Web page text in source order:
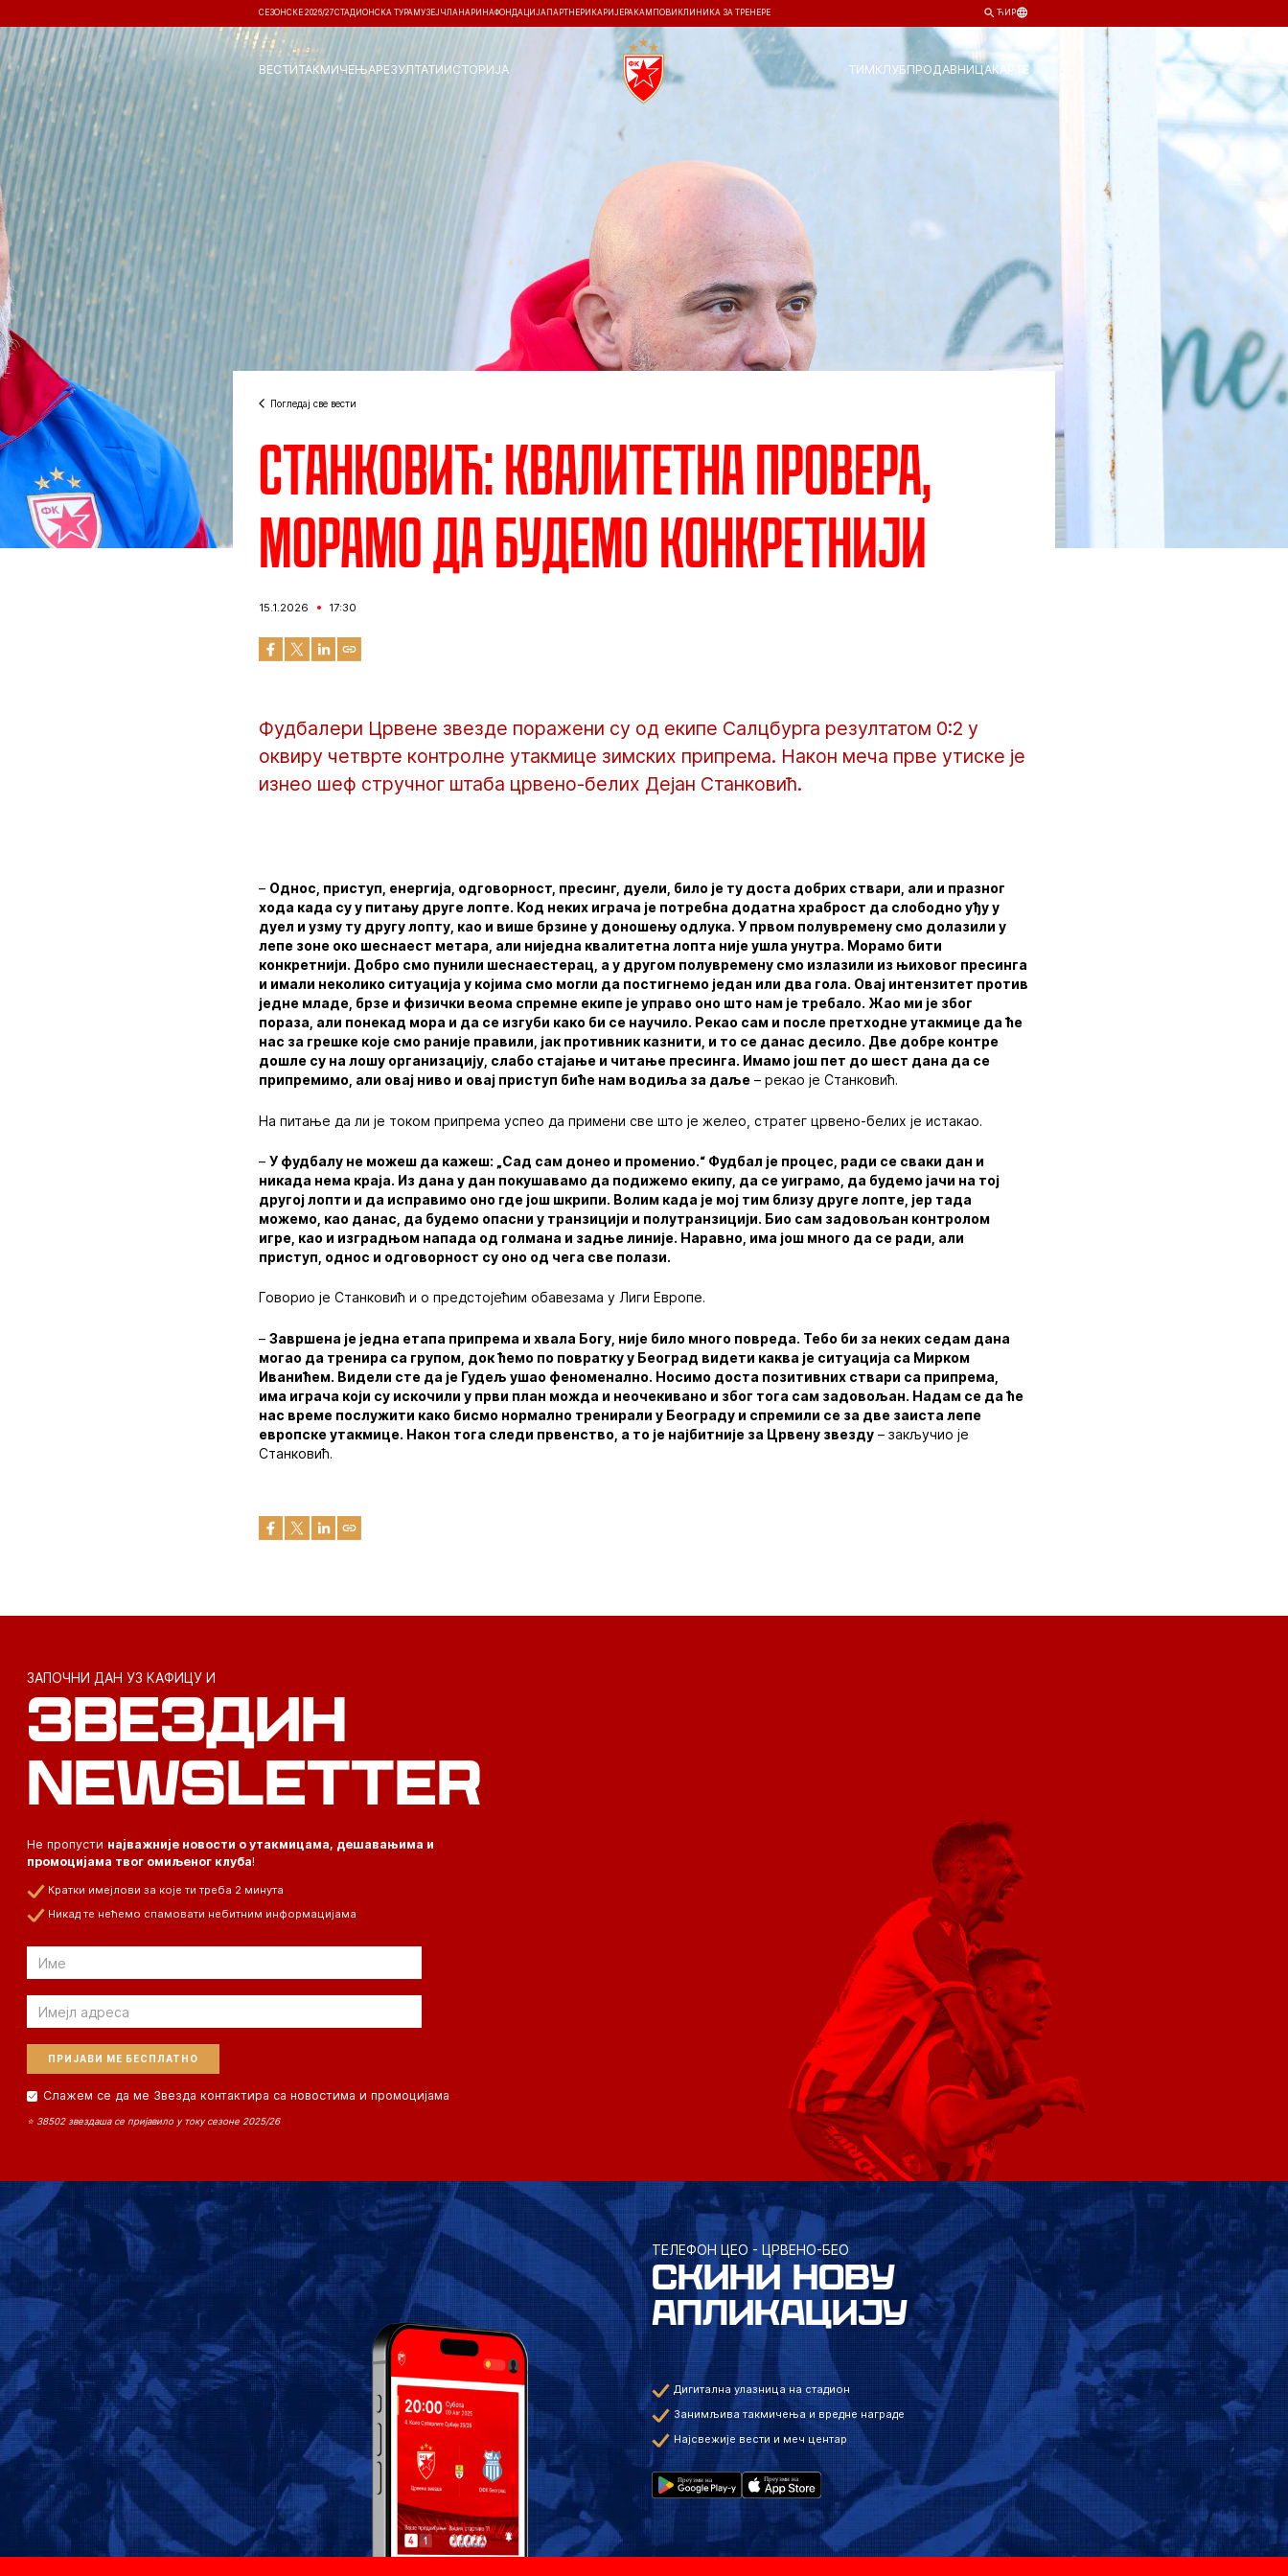
СЕЗОНСКЕ 2026/27СТАДИОНСКА ТУРА МУЗЕЈ ЧЛАНАРИНАФОНДАЦИЈА ПАРТНЕРИ КАРИЈЕРА КАМПОВИ КЛИНИКА ЗА ТРЕНЕРЕ ЋИР
ВЕСТИТАКМИЧЕЊАРЕЗУЛТАТИИСТОРИЈА ТИМКЛУБПРОДАВНИЦАКАРТЕ
Погледај све вести
Станковић: Квалитетна провера,
морамо да будемо конкретнији
15.1.2026 17:30
Фудбалери Црвене звезде поражени су од екипе Салцбурга резултатом 0:2 у
оквиру четврте контролне утакмице зимских припрема. Након меча прве утиске је
изнео шеф стручног штаба црвено-белих Дејан Станковић.
– Однос, приступ, енергија, одговорност, пресинг, дуели, било је ту доста добрих ствари, али и празног
хода када су у питању друге лопте. Код неких играча је потребна додатна храброст да слободно уђу у
дуел и узму ту другу лопту, као и више брзине у доношењу одлука. У првом полувремену смо долазили у
лепе зоне око шеснаест метара, али ниједна квалитетна лопта није ушла унутра. Морамо бити
конкретнији. Добро смо пунили шеснаестерац, а у другом полувремену смо излазили из њиховог пресинга
и имали неколико ситуација у којима смо могли да постигнемо један или два гола. Овај интензитет против
једне младе, брзе и физички веома спремне екипе је управо оно што нам је требало. Жао ми је због
пораза, али понекад мора и да се изгуби како би се научило. Рекао сам и после претходне утакмице да ће
нас за грешке које смо раније правили, јак противник казнити, и то се данас десило. Две добре контре
дошле су на лошу организацију, слабо стајање и читање пресинга. Имамо још пет до шест дана да се
припремимо, али овај ниво и овај приступ биће нам водиља за даље – рекао је Станковић.
На питање да ли је током припрема успео да примени све што је желео, стратег црвено-белих је истакао.
–У фудбалу не можеш да кажеш: „Сад сам донео и променио.“ Фудбал је процес, ради се сваки дан и
никада нема краја. Из дана у дан покушавамо да подижемо екипу, да се уиграмо, да будемо јачи на тој
другој лопти и да исправимо оно где још шкрипи. Волим када је мој тим близу друге лопте, јер тада
можемо, као данас, да будемо опасни у транзицији и полутранзицији. Био сам задовољан контролом
игре, као и изградњом напада од голмана и задње линије. Наравно, има још много да се ради, али
приступ, однос и одговорност су оно од чега све полази.
Говорио је Станковић и о предстојећим обавезама у Лиги Европе.
–Завршена је једна етапа припрема и хвала Богу, није било много повреда. Тебо би за неких седам дана
могао да тренира са групом, док ћемо по повратку у Београд видети каква је ситуација са Мирком
Иванићем. Видели сте да је Гудељ ушао феноменално. Носимо доста позитивних ствари са припрема,
има играча који су искочили у први план можда и неочекивано и због тога сам задовољан. Надам се да ће
нас време послужити како бисмо нормално тренирали у Београду и спремили се за две заиста лепе
европске утакмице. Након тога следи првенство, а то је најбитније за Црвену звезду – закључио је
Станковић.
ЗАПОЧНИ ДАН УЗ КАФИЦУ И
ЗВЕЗДИН
NEWSLETTER
Не пропусти најважније новости о утакмицама, дешавањима и
промоцијама твог омиљеног клуба!
Кратки имејлови за које ти треба 2 минута
Никад те нећемо спамовати небитним информацијама
Email
Email
Слажем се да ме Звезда контактира са новостима и промоцијама
⭐ 38502 звездаша се пријавило у току сезоне 2025/26
ТЕЛЕФОН ЦЕО - ЦРВЕНО-БЕО
СКИНИ НОВУ
АПЛИКАЦИЈУ
Дигитална улазница на стадион
Занимљива такмичења и вредне награде
Најсвежије вести и меч центар